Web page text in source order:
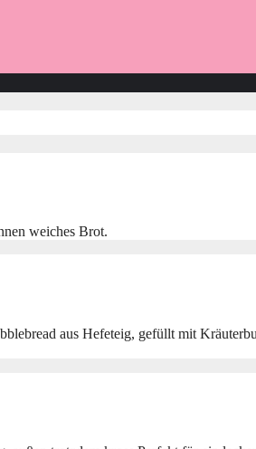
weiches Brot.
aus Hefeteig, gefüllt mit